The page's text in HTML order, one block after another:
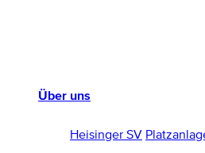
Über uns
Heisinger SV